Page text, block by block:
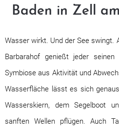
Baden in Zell
Wasser wirkt. Und der See swingt.
Barbarahof genießt jeder
Symbiose aus Aktivität und
Wasserfläche lässt es sich
Wasserskiern, dem Segelboot
sanften Wellen pflügen. Auch